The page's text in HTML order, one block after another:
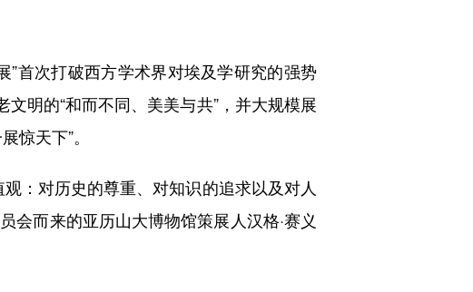
首次打破西方学术界对埃及学研究的强势
明的“和而不同、美美与共”，并大规模展
天下”。
：对历史的尊重、对知识的追求以及对人
会而来的亚历山大博物馆策展人汉格·赛义